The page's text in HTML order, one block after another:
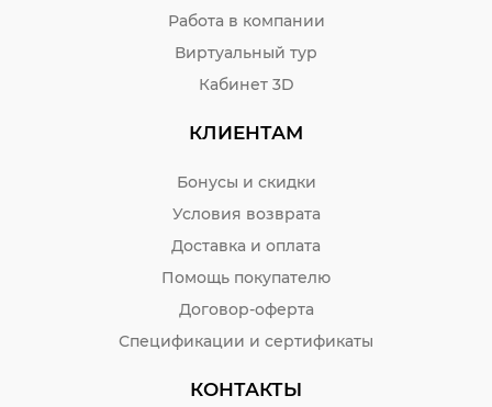
Работа в компании
Виртуальный тур
Кабинет 3D
КЛИЕНТАМ
Бонусы и скидки
Условия возврата
Доставка и оплата
Помощь покупателю
Договор-оферта
Спецификации и сертификаты
КОНТАКТЫ